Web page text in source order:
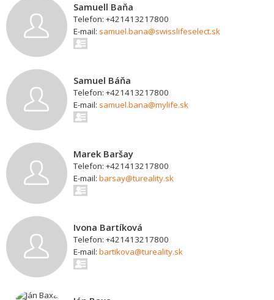
Samuell Baňa
Telefon: +421413217800
E-mail: samuel.bana@swisslifeselect.sk
Samuel Báňa
Telefon: +421413217800
E-mail: samuel.bana@mylife.sk
Marek Baršay
Telefon: +421413217800
E-mail: barsay@tureality.sk
Ivona Bartíková
Telefon: +421413217800
E-mail: bartikova@tureality.sk